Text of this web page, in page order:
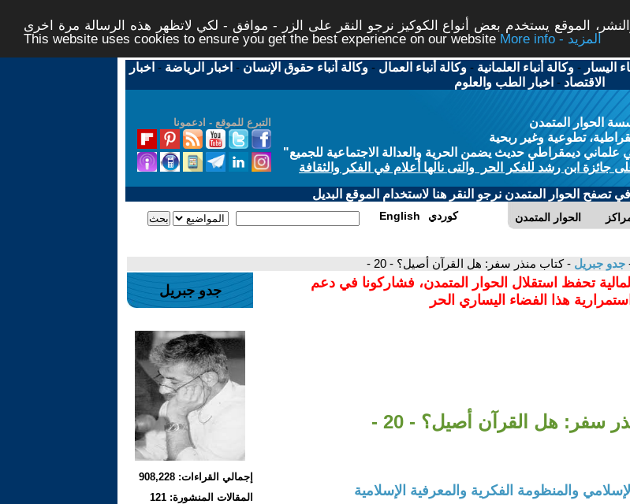
الموقع يستخدم بعض أنواع الكوكيز نرجو النقر على الزر - موافق - لكي لاتظهر هذه الرسالة مرة اخرى -
This website uses cookies to ensure you get the best experience on our website
More info - المزيد
اليسار -وكالة أنباء العلمانية -وكالة أنباء العمال -وكالة أنباء حقوق الإنسان - اخبار الرياضة - اخبار
الاقتصاد - اخبار الطب والعلوم
التبرع للموقع - ادعمونا
الحوار المتمدن
تطوعية وغير ربحية
ديمقراطي حديث يضمن الحرية والعدالة الاجتماعية للجميع"
جائزة ابن رشد للفكر الحر والتى نالها أعلام في الفكر والثقافة
تصفح الحوار المتمدن نرجو النقر هنا لاستخدام الموقع البديل
الحوار المتمدن English كوردي
جدو جبريل - كتاب منذر سفر: هل القرآن أصيل؟ - 20 -
تحفظ استقلال الحوار المتمدن، فشاركونا في دعم
استمرارية هذا الفضاء اليساري الحر
سفر: هل القرآن أصيل؟ - 20 -
والمنظومة الفكرية والمعرفية الإسلامية
جدو جبريل
إجمالي القراءات: 908,228
المقالات المنشورة: 121